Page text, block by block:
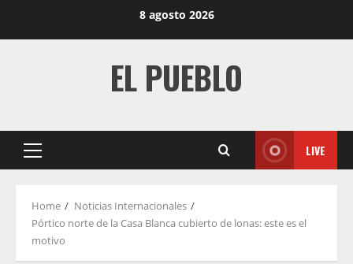
8 agosto 2026
EL PUEBLO
Primary
LIVE
Home
Noticias Internacionales
Pórtico norte de la Casa Blanca cubierto de lonas: este es el
motivo